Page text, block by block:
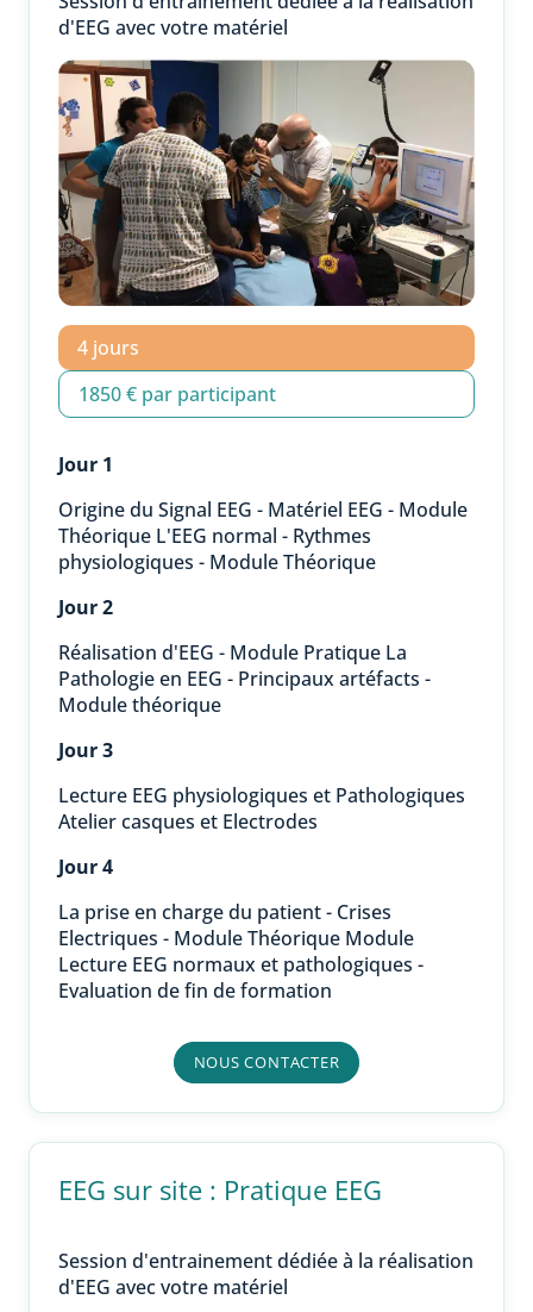
d'EEG avec votre matériel
4 jours
1850 € par participant
Jour 1
Origine du Signal EEG - Matériel EEG - Module
Théorique L'EEG normal - Rythmes
physiologiques - Module Théorique
Jour 2
Réalisation d'EEG - Module Pratique La
Pathologie en EEG - Principaux artéfacts -
Module théorique
Jour 3
Lecture EEG physiologiques et Pathologiques
Atelier casques et Electrodes
Jour 4
La prise en charge du patient - Crises
Electriques - Module Théorique Module
Lecture EEG normaux et pathologiques -
Evaluation de fin de formation
NOUS CONTACTER
EEG sur site : Pratique EEG
Session d'entrainement dédiée à la réalisation
d'EEG avec votre matériel